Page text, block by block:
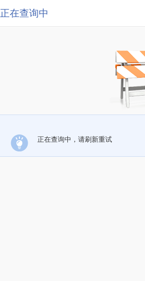
正在查询中
正在查询中，请刷新重试